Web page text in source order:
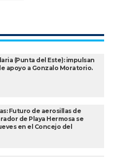
(Punta del Este): impulsan
apoyo a Gonzalo Moratorio.
Futuro de aerosillas de
de Playa Hermosa se
en el Concejo del